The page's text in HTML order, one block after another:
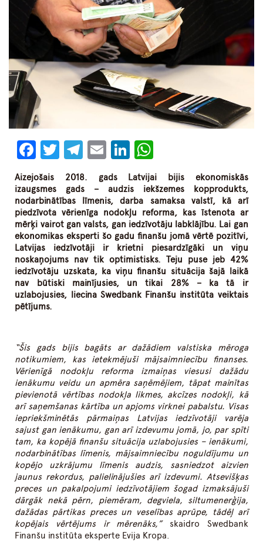
Facebook
Twitter
Telegram
EmailLinkedIn
Aizejošais 2018. gads Latvijai bijis ekonomiskās
izaugsmes gads – audzis iekšzemes kopprodukts,
nodarbinātības līmenis, darba samaksa valstī, kā arī
piedzīvota vērienīga nodokļu reforma, kas īstenota ar
mērķi vairot gan valsts, gan iedzīvotāju labklājību. Lai gan
ekonomikas eksperti šo gadu finanšu jomā vērtē pozitīvi,
Latvijas iedzīvotāji ir krietni piesardzīgāki un viņu
noskaņojums nav tik optimistisks. Teju puse jeb 42%
iedzīvotāju uzskata, ka viņu finanšu situācija šajā laikā
nav būtiski mainījusies, un tikai 28% – ka tā ir
uzlabojusies, liecina Swedbank Finanšu institūta veiktais
pētījums.
“Šis gads bijis bagāts ar dažādiem valstiska mēroga
notikumiem, kas ietekmējuši mājsaimniecību finanses.
Vērienīgā nodokļu reforma izmaiņas viesusi dažādu
ienākumu veidu un apmēra saņēmējiem, tāpat mainītas
pievienotā vērtības nodokļa likmes, akcīzes nodokļi, kā
arī saņemšanas kārtība un apjoms virknei pabalstu. Visas
iepriekšminētās pārmaiņas Latvijas iedzīvotāji varēja
sajust gan ienākumu, gan arī izdevumu jomā, jo, par spīti
tam, ka kopējā finanšu situācija uzlabojusies – ienākumi,
nodarbinātības līmenis, mājsaimniecību noguldījumu un
kopējo uzkrājumu līmenis audzis, sasniedzot aizvien
jaunus rekordus, palielinājušies arī izdevumi. Atsevišķas
preces un pakalpojumi iedzīvotājiem šogad izmaksājuši
dārgāk nekā pērn, piemēram, degviela, siltumenerģija,
dažādas pārtikas preces un veselības aprūpe, tādēļ arī
kopējais vērtējums ir mērenāks,” skaidro Swedbank
Finanšu institūta eksperte Evija Kropa.